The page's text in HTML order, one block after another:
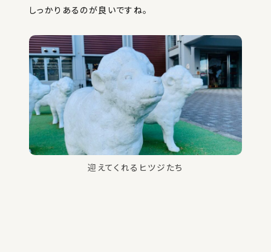
しっかりあるのが良いですね。
迎えてくれるヒツジたち